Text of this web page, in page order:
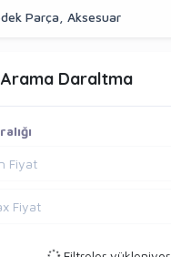
Parça, Aksesuar
Arama Daraltma